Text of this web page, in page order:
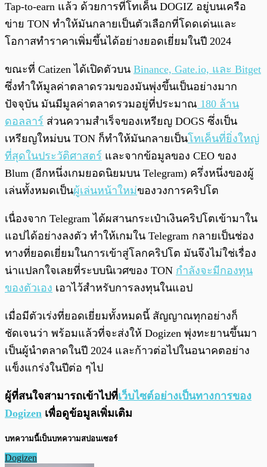
Tap-to-earn แล้ว ด้วยการที่โทเค็น DOGIZ อยู่บนเครือ
ข่าย TON ทำให้มันกลายเป็นตัวเลือกที่โดดเด่นและ
โอกาสทำราคาเพิ่มขึ้นได้อย่างยอดเยี่ยมในปี 2024
ขณะที่ Catizen ได้เปิดตัวบน Binance, Gate.io, และ Bitget
ซึ่งทำให้มูลค่าตลาดรวมของมันพุ่งขึ้นเป็นอย่างมาก
ปัจจุบัน มันมีมูลค่าตลาดรวมอยู่ที่ประมาณ 180 ล้าน
ดอลลาร์ ส่วนความสำเร็จของเหรียญ DOGS ซึ่งเป็น
เหรียญใหม่บน TON ก็ทำให้มันกลายเป็นโทเค็นที่ยิ่งใหญ่
ที่สุดในประวัติศาสตร์ และจากข้อมูลของ CEO ของ
Blum (อีกหนึ่งเกมยอดนิยมบน Telegram) ครึ่งหนึ่งของผู้
เล่นทั้งหมดเป็นผู้เล่นหน้าใหม่ของวงการคริปโต
เนื่องจาก Telegram ได้ผสานกระเป๋าเงินคริปโตเข้ามาใน
แอปได้อย่างลงตัว ทำให้เกมใน Telegram กลายเป็นช่อง
ทางที่ยอดเยี่ยมในการเข้าสู่โลกคริปโต มันจึงไม่ใช่เรื่อง
น่าแปลกใจเลยที่ระบบนิเวศของ TON กำลังจะมีกองทุน
ของตัวเอง เอาไว้สำหรับการลงทุนในแอป
เมื่อมีตัวเร่งที่ยอดเยี่ยมทั้งหมดนี้ สัญญาณทุกอย่างก็
ชัดเจนว่า พร้อมแล้วที่จะส่งให้ Dogizen พุ่งทะยานขึ้นมา
เป็นผู้นำตลาดในปี 2024 และก้าวต่อไปในอนาคตอย่าง
แข็งแกร่งในปีต่อ ๆไป
ผู้ที่สนใจสามารถเข้าไปที่เว็บไซต์อย่างเป็นทางการของ
Dogizen เพื่อดูข้อมูลเพิ่มเติม
บทความนี้เป็นบทความสปอนเซอร์
Dogizen